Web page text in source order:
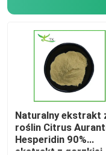
Naturalny ekstrakt
roślin Citrus
Hesperidin 90%
ekstrakt z gorzkiej